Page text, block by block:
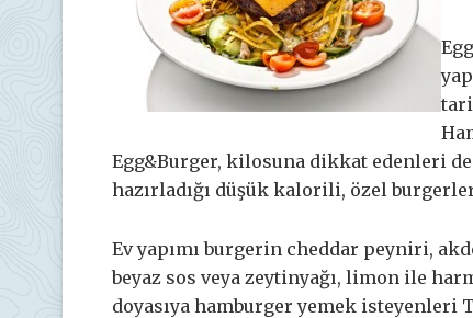
Egg&Burger, kilosuna dikkat edenleri
hazırladığı düşük kalorili, özel
Ev yapımı burgerin cheddar peyniri,
beyaz sos veya zeytinyağı, limon ile
doyasıya hamburger yemek isteyenleri